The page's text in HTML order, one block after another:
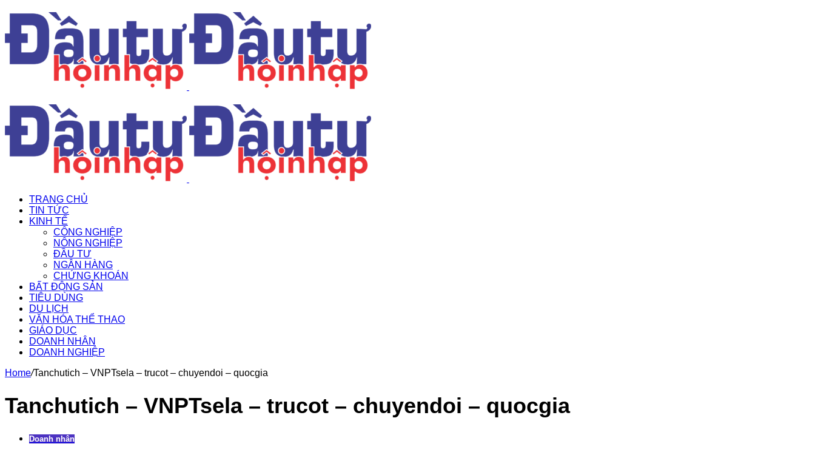
TRANG CHỦ
TIN TỨC
KINH TẾ
CÔNG NGHIỆP
NÔNG NGHIỆP
ĐẦU TƯ
NGÂN HÀNG
CHỨNG KHOÁN
BẤT ĐỘNG SẢN
TIÊU DÙNG
DU LỊCH
VĂN HÓA THỂ THAO
GIÁO DỤC
DOANH NHÂN
DOANH NGHIỆP
Home/Tanchutich – VNPTsela – trucot – chuyendoi – quocgia
Tanchutich – VNPTsela – trucot – chuyendoi – quocgia
Doanh nhân